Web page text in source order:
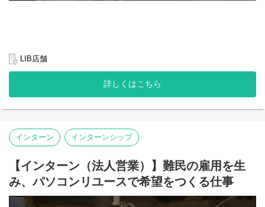
【主な業務内容】
まずは基本業務に精通いただき、その後事業拡大のための業務に
●パソコン調達部門（初期配属想定）
・回収したPCの在庫データ登録
・専用ツールを使ったデータ消去作業
・PC/電子機器の運搬
※社用車（AT限定可）を使用し、回収したPC・スマホ・タブレッ
上）。
※難民背景を持つスタッフと共に、日本語や簡単な英語でコミュ
ニケーションを取りながら協力して業務を進めます。
・拠点：東京
・代表者：廣瀬智之
https://www.borderless-
◇サービスサイトを見る：
◇代表プロフィール：https://www.borderless-
japan.com/fellow/73098/
【募集背景】
現在RICEメディアのもとには、社会課題に取り組む大手企業、非
営利団体、ベンチャー、自治体、教育機関など、多様な方面から
LIB店舗
詳しくはこちら
インターン インターンシップ
【インターン（法人営業）】難民の雇用を生
み、パソコンリユースで希望をつくる仕事